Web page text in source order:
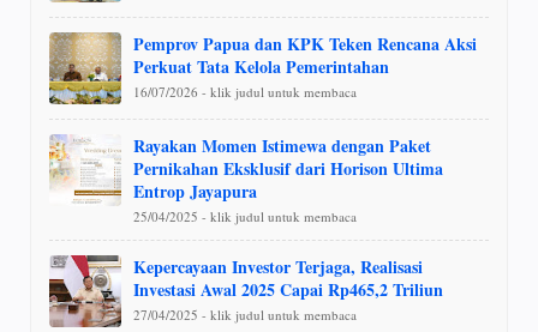
Pemprov Papua dan KPK Teken Rencana Aksi
Perkuat Tata Kelola Pemerintahan
16/07/2026 - klik judul untuk membaca
Rayakan Momen Istimewa dengan Paket
Pernikahan Eksklusif dari Horison Ultima
Entrop Jayapura
25/04/2025 - klik judul untuk membaca
Kepercayaan Investor Terjaga, Realisasi
Investasi Awal 2025 Capai Rp465,2 Triliun
27/04/2025 - klik judul untuk membaca